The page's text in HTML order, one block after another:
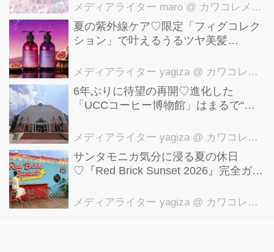
メディアライター maro @ カワコレメディア編集部
夏の紫外線ケア♡限定「フィグコレク
ション」で叶えるうるツヤ美髪
メディアライター yagiza @ カワコレメディア編集部
6年ぶりに待望の再開♡進化した
「UCCコーヒー博物館」はまるで“コ
貌を公開
メディアライター yagiza @ カワコレメディア編集部
サンタモニカ気分に浸る夏の休日
♡『Red Brick Sunset 2026』完全ガイ
メディアライター yagiza @ カワコレメディア編集部